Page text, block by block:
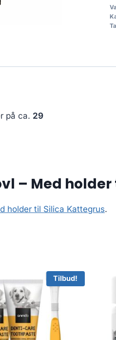
på ca. 29
– Med
holder til Silica Kattegrus.
Tilbud!